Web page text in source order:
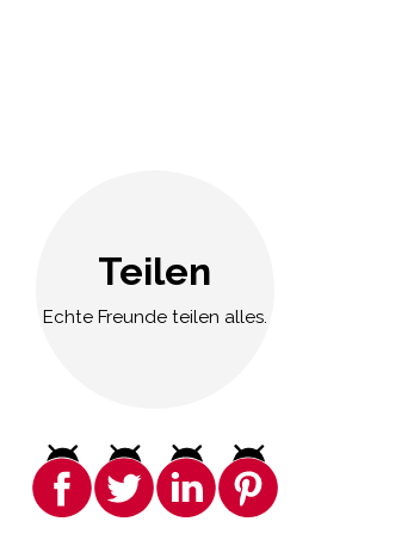
Teilen
Echte Freunde teilen alles.